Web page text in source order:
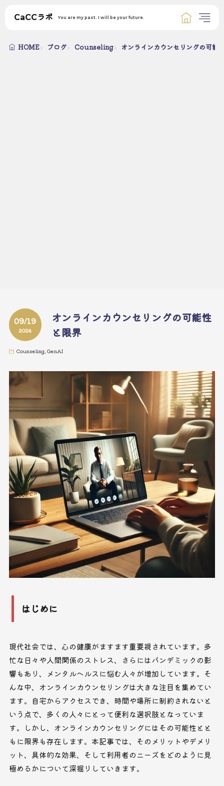
CaCCラボ You are my past. I will be your future.
HOME ブログ Counseling オンラインカウンセリングの可能
09/19
2024
オンラインカウンセリングの可能性
と限界
Counseling, GenAI
はじめに
現代社会では、心の健康がますます重要視されています。多
忙な日々や人間関係のストレス、さらにはパンデミックの影
響もあり、メンタルヘルスに悩む人々が増加しています。そ
んな中、オンラインカウンセリングは大きな注目を集めてい
ます。自宅からアクセスでき、時間や場所に制約されないと
いう点で、多くの人々にとって便利な選択肢となっていま
す。しかし、オンラインカウンセリングにはその可能性とと
もに限界も存在します。本記事では、そのメリットやデメリ
ット、具体的な効果、そして利用者のニーズをどのように見
極めるかについて深掘りしていきます。